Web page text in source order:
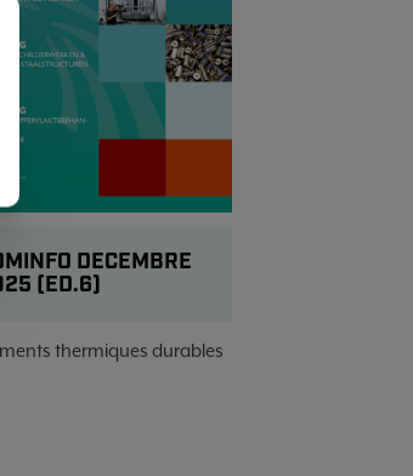
DECEMBRE
(ED.6)
thermiques durables